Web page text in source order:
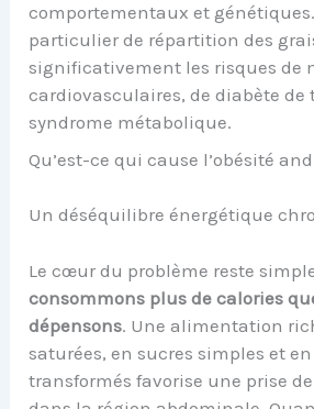
comportementaux et
particulier de répartition des
significativement les risques de
cardiovasculaires, de diabète de
syndrome métabolique.
Qu’est-ce qui cause l’obésité
Un déséquilibre énergétique
Le cœur du problème reste
consommons plus de calories
dépensons. Une alimentation
saturées, en sucres simples et
transformés favorise une prise